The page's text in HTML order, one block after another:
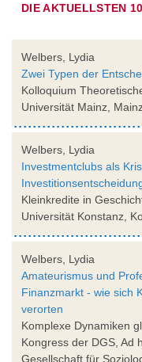
DIE AKTUELLSTEN
Welbers, Lydia
Zwei Typen der
Kolloquium
Universität Mainz,
Welbers, Lydia
Investmentclubs als
Kleinkredite in
Universität Konstanz,
Welbers, Lydia
Amateurismus und
Finanzmarkt - wie sich
verorten
Komplexe Dynamiken
Kongress der DGS, Ad
Gesellschaft für